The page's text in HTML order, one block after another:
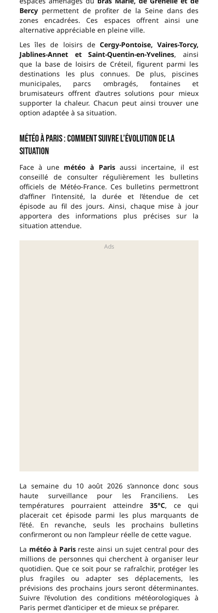
Bercy permettent de profiter de la Seine dans des
zones encadrées. Ces espaces offrent ainsi une
alternative appréciable en pleine ville.
Les îles de loisirs de Cergy-Pontoise, Vaires-Torcy,
Jablines-Annet et Saint-Quentin-en-Yvelines, ainsi
que la base de loisirs de Créteil, figurent parmi les
destinations les plus connues. De plus, piscines
municipales, parcs ombragés, fontaines et
brumisateurs offrent d’autres solutions pour mieux
supporter la chaleur. Chacun peut ainsi trouver une
option adaptée à sa situation.
Météo à Paris : comment suivre l’évolution de la
situation
Face à une météo à Parisaussi incertaine, il est
conseillé de consulter régulièrement les bulletins
officiels de Météo-France. Ces bulletins permettront
d’affiner l’intensité, la durée et l’étendue de cet
épisode au fil des jours. Ainsi, chaque mise à jour
apportera des informations plus précises sur la
situation attendue.
La semaine du 10 août 2026 s’annonce donc sous
haute surveillance pour les Franciliens. Les
températures pourraient atteindre 35°C, ce qui
placerait cet épisode parmi les plus marquants de
l’été. En revanche, seuls les prochains bulletins
confirmeront ou non l’ampleur réelle de cette vague.
La météo à Parisreste ainsi un sujet central pour des
millions de personnes qui cherchent à organiser leur
quotidien. Que ce soit pour se rafraîchir, protéger les
plus fragiles ou adapter ses déplacements, les
prévisions des prochains jours seront déterminantes.
Suivre l’évolution des conditions météorologiques à
Paris permet d’anticiper et de mieux se préparer.